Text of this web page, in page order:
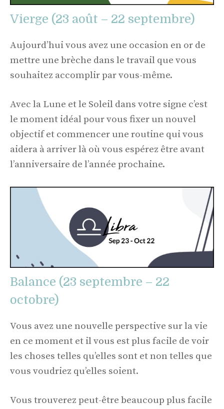
Vierge (23 août – 22 septembre)
Aujourd’hui vous avez une occasion en or de
mettre une brèche dans le travail que vous
souhaitez accomplir par vous-même.
Avec la Lune et le Soleil dans votre signe c’est
le moment idéal pour vous fixer un nouvel
objectif et commencer une routine qui vous
aidera à arriver là où vous espérez être avant
l’anniversaire de l’année prochaine.
Balance (23 septembre – 22
octobre)
Vous avez une nouvelle perspective sur la vie
en ce moment et il vous est plus facile de voir
les choses telles qu’elles sont et non telles que
vous voudriez qu’elles soient.
Vous trouverez peut-être beaucoup plus facile